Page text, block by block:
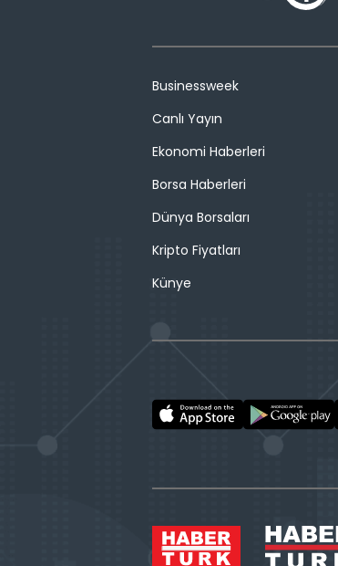
Businessweek
Canlı Yayın
Ekonomi Haberleri
Borsa Haberleri
Dünya Borsaları
Kripto Fiyatları
Künye